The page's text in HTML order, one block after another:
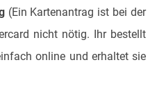
(Ein Kartenantrag ist bei der
nicht nötig. Ihr bestellt
online und erhaltet sie